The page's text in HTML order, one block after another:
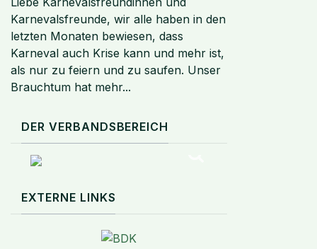
Karnevalsfreunde, wir alle haben in den
letzten Monaten bewiesen, dass
Karneval auch Krise kann und mehr ist,
als nur zu feiern und zu saufen. Unser
Brauchtum hat mehr...
DER VERBANDSBEREICH
EXTERNE LINKS